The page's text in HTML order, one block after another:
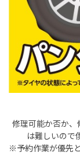
修理可能か否か
は難しいので
※予約作業が優先